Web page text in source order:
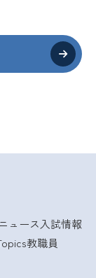
ュース入試情報
教職員